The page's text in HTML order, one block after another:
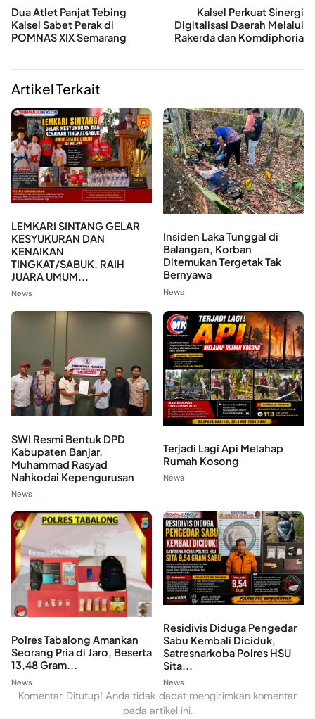
Dua Atlet Panjat Tebing
Kalsel Sabet Perak di
POMNAS XIX Semarang
Kalsel Perkuat Sinergi
Digitalisasi Daerah Melalui
Rakerda dan Komdiphoria
Artikel Terkait
LEMKARI SINTANG GELAR
KESYUKURAN DAN
KENAIKAN
TINGKAT/SABUK, RAIH
JUARA UMUM...
News
Insiden Laka Tunggal di
Balangan, Korban
Ditemukan Tergetak Tak
Bernyawa
News
SWI Resmi Bentuk DPD
Kabupaten Banjar,
Muhammad Rasyad
Nahkodai Kepengurusan
News
Terjadi Lagi Api Melahap
Rumah Kosong
News
Polres Tabalong Amankan
Seorang Pria di Jaro, Beserta
13,48 Gram...
News
Residivis Diduga Pengedar
Sabu Kembali Diciduk,
Satresnarkoba Polres HSU
Sita...
News
Komentar Ditutup! Anda tidak dapat mengirimkan komentar
pada artikel ini.